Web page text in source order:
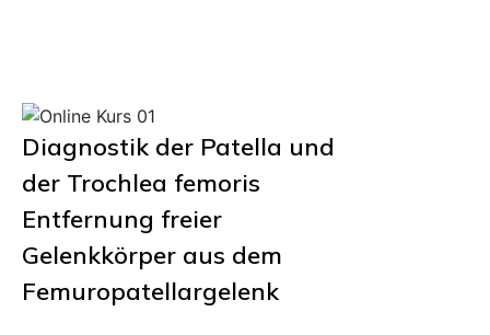
Diagnostik der Patella und
der Trochlea femoris
Entfernung freier
Gelenkkörper aus dem
Femuropatellargelenk